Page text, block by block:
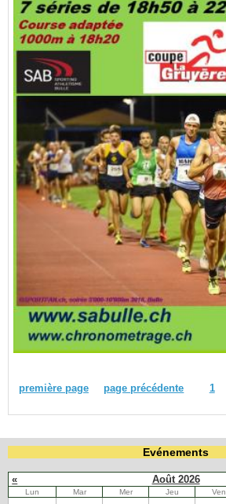
première page page précédente 1
Evénements
« Août 2026
Lun Mar Mer Jeu Ven